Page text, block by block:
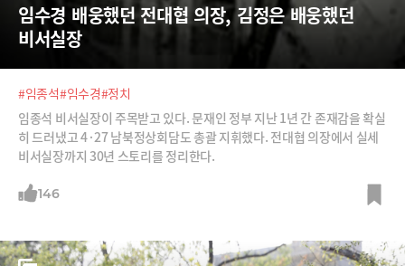
임수경 배웅했던 전대협 의장, 김정은 배웅했던
비서실장
#임종석#임수경#정치
임종석 비서실장이 주목받고 있다. 문재인 정부 지난 1년 간 존재감을 확실
히 드러냈고 4·27 남북정상회담도 총괄 지휘했다. 전대협 의장에서 실세
비서실장까지 30년 스토리를 정리한다.
146